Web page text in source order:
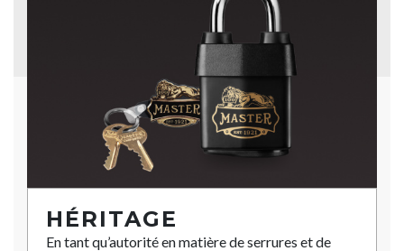
HÉRITAGE
En tant qu’autorité en matière de serrures et de